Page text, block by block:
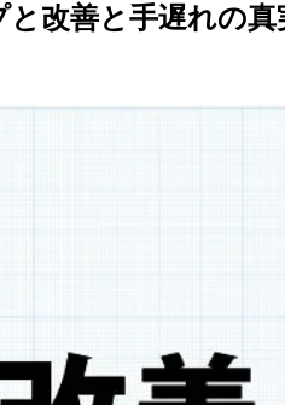
改善と手遅れの真